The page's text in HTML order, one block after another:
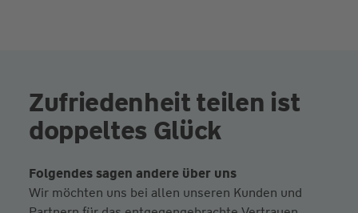
Zufriedenheit teilen ist
doppeltes Glück
Folgendes sagen andere über uns
Wir möchten uns bei allen unseren Kunden und